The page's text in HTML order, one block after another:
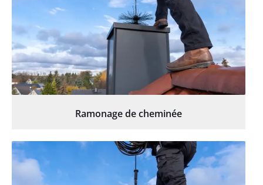
Ramonage de cheminée